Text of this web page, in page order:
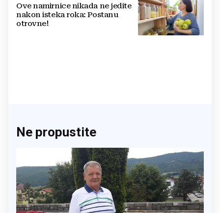
Ove namirnice nikada ne jedite
nakon isteka roka: Postanu
otrovne!
Ne propustite